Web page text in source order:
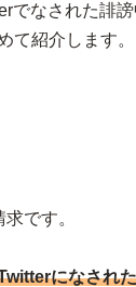
でなされた誹
て紹介します。
です。
になされ